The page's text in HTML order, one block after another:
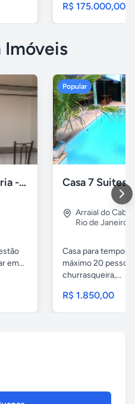
R$ 175.000,00
Imóveis
Pensionato da Dona Maria - Uberlândia/MG
em...
Popular
Arraial do Cabo
Rio de Janeiro
Casa para
máximo 20
churrasqueira,...
R$ 1.850,00